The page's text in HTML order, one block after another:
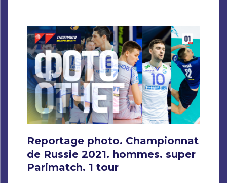
Reportage photo. Championnat
de Russie 2021. hommes. super
Parimatch. 1 tour